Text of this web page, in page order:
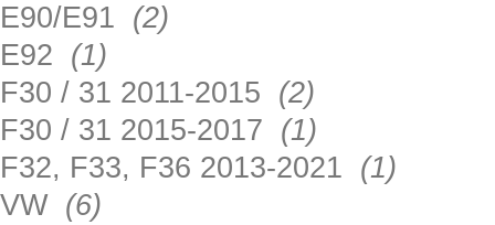
E90/E91 (2)
E92 (1)
F30 / 31 2011-2015 (2)
F30 / 31 2015-2017 (1)
F32, F33, F36 2013-2021 (1)
VW (6)